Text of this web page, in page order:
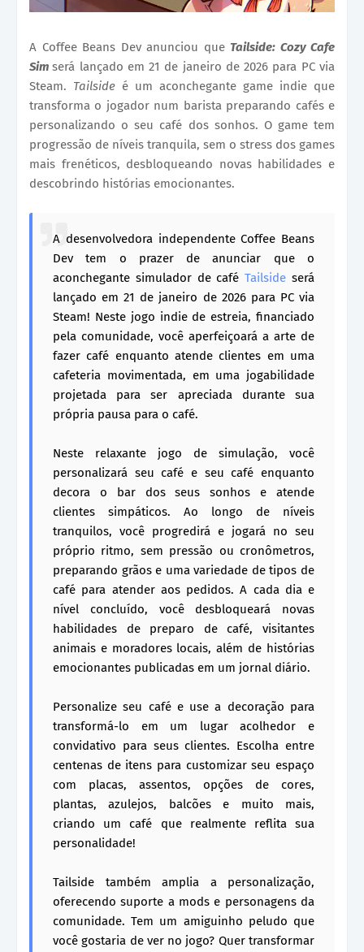
A Coffee Beans Dev anunciou que Tailside: Cozy Cafe
Simserá lançado em 21 de janeiro de 2026 para PC via
Steam. Tailside é um aconchegante game indie que
transforma o jogador num barista preparando cafés e
personalizando o seu café dos sonhos. O game tem
progressão de níveis tranquila, sem o stress dos games
mais frenéticos, desbloqueando novas habilidades e
descobrindo histórias emocionantes.
A desenvolvedora independente Coffee Beans
Dev tem o prazer de anunciar que o
aconchegante simulador de caféTailside será
lançado em 21 de janeiro de 2026 para PC via
Steam! Neste jogo indie de estreia, financiado
pela comunidade, você aperfeiçoará a arte de
fazer café enquanto atende clientes em uma
cafeteria movimentada, em uma jogabilidade
projetada para ser apreciada durante sua
própria pausa para o café.
Neste relaxante jogo de simulação, você
personalizará seu café e seu café enquanto
decora o bar dos seus sonhos e atende
clientes simpáticos. Ao longo de níveis
tranquilos, você progredirá e jogará no seu
próprio ritmo, sem pressão ou cronômetros,
preparando grãos e uma variedade de tipos de
café para atender aos pedidos. A cada dia e
nível concluído, você desbloqueará novas
habilidades de preparo de café, visitantes
animais e moradores locais, além de histórias
emocionantes publicadas em um jornal diário.
Personalize seu café e use a decoração para
transformá-lo em um lugar acolhedor e
convidativo para seus clientes. Escolha entre
centenas de itens para customizar seu espaço
com placas, assentos, opções de cores,
plantas, azulejos, balcões e muito mais,
criando um café que realmente reflita sua
personalidade!
Tailside também amplia a personalização,
oferecendo suporte a mods e personagens da
comunidade. Tem um amiguinho peludo que
você gostaria de ver no jogo? Quer transformar